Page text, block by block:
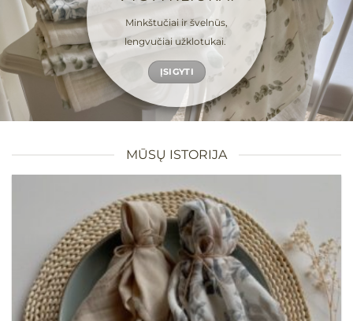
Minkštučiai ir švelnūs,
lengvučiai užklotukai.
ĮSIGYTI
MŪSŲ ISTORIJA